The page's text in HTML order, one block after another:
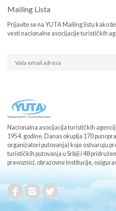
Mailing Lista
Prijavite se na YUTA Mailing listu kako
vesti nacionalne asocijacije turističkih
Nacionalna asocijacija turističkih
1954. godine. Danas okuplja 170
organizatori putovanja) koje ostvaruju
turističkih putovanja u Srbiji i 48
prevoznici, obrazovne institucije,